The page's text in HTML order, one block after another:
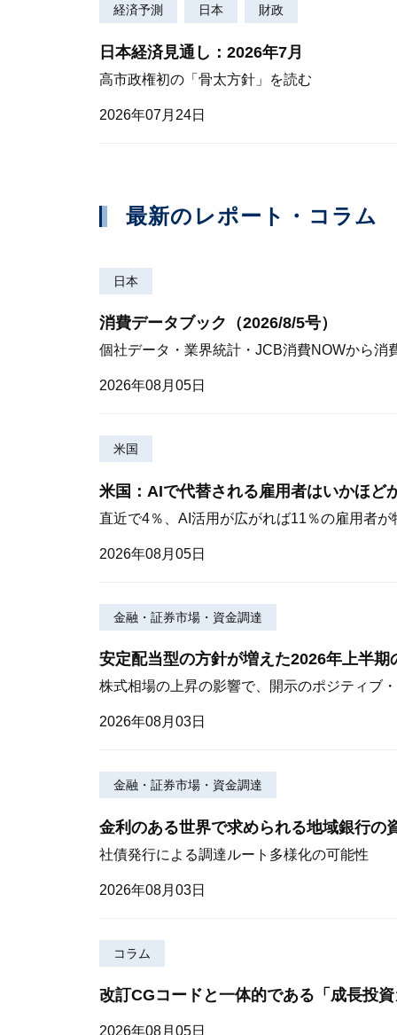
経済予測 日本 財政
日本経済見通し：2026年7月
高市政権初の「骨太方針」を読む
2026年07月24日
最新のレポート・コラム
日本
消費データブック（2026/8/5号）
個社データ・業界統計・JCB消費NOWから消
2026年08月05日
米国
米国：AIで代替される雇用者はいかほど
直近で4％、AI活用が広がれば11％の雇用者が
2026年08月05日
金融・証券市場・資金調達
安定配当型の方針が増えた2026年上半期
株式相場の上昇の影響で、開示のポジティブ
2026年08月03日
金融・証券市場・資金調達
金利のある世界で求められる地域銀行の
社債発行による調達ルート多様化の可能性
2026年08月03日
コラム
改訂CGコードと一体的である「成長投
2026年08月05日